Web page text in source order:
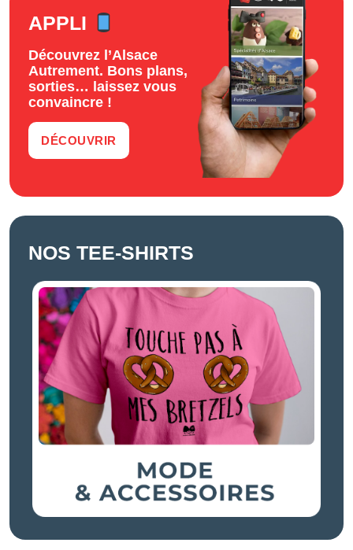
APPLI
Découvrez l’Alsace
Autrement. Bons plans,
sorties… laissez vous
convaincre !
DÉCOUVRIR
NOS TEE-SHIRTS